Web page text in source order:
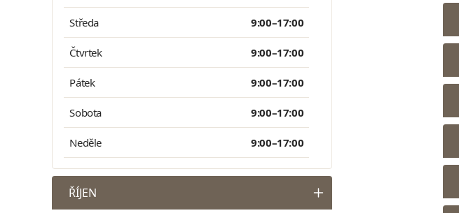
Středa 9:00–17:00
Čtvrtek 9:00–17:00
Pátek 9:00–17:00
Sobota 9:00–17:00
Neděle 9:00–17:00
ŘÍJEN